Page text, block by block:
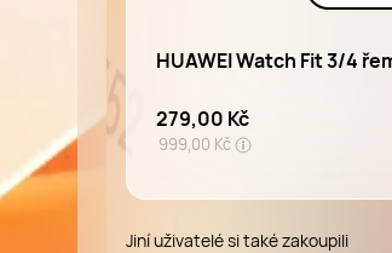
HUAWEI Watch Fit 3/4
279,00 Kč
999,00 Kč
Jiní uživatelé si také zakoupili